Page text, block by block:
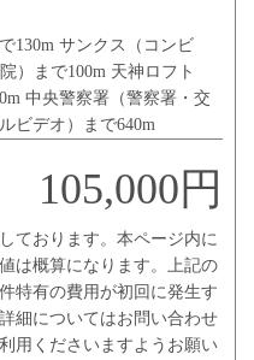
130m サンクス（コンビ
）まで100m 天神ロフト
中央警察署（警察署・交
ビデオ）まで640m
105,000円
ております。本ページ内に
は概算になります。上記の
特有の費用が初回に発生す
細についてはお問い合わせ
用くださいますようお願い